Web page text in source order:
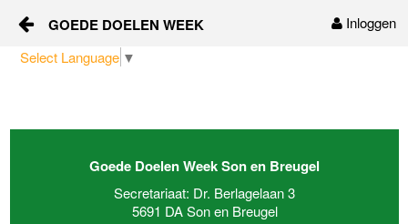
Naar content
Inloggen
GOEDE DOELEN WEEK
Over ons
Sponsors
Goede Doelen Week Son en Breugel
Secretariaat: Dr. Berlagelaan 3
5691 DA Son en Breugel
Select Language ▼